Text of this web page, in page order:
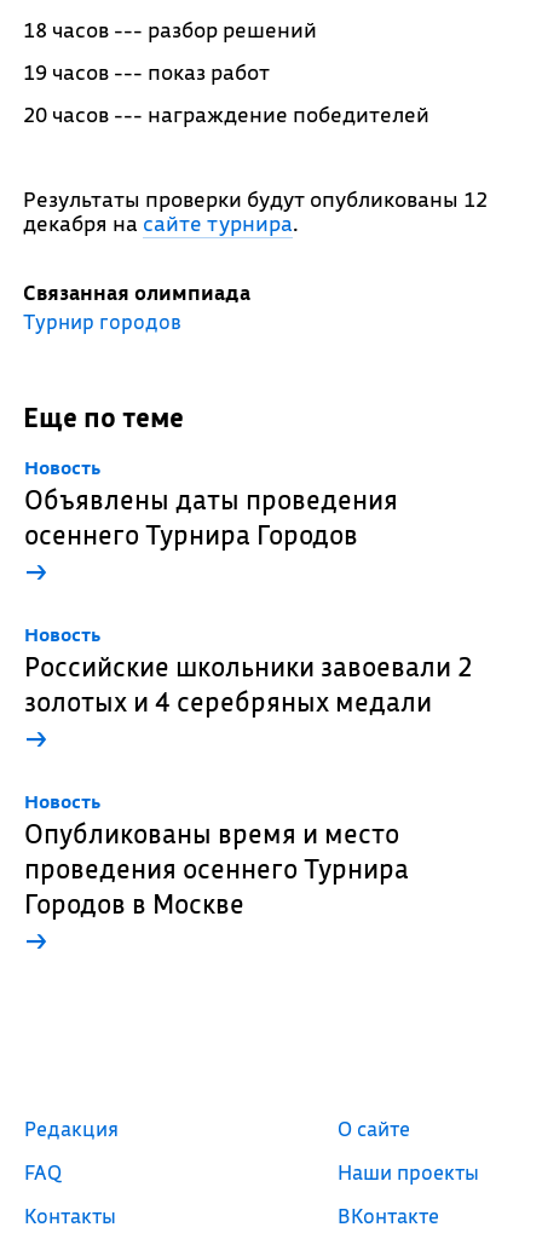
18 часов --- разбор решений
19 часов --- показ работ
20 часов --- награждение победителей
Результаты проверки будут опубликованы 12
декабря на сайте турнира.
Связанная олимпиада
Турнир городов
Еще по теме
Новость
Объявлены даты проведения
осеннего Турнира Городов
→
Новость
Российские школьники завоевали 2
золотых и 4 серебряных медали
→
Новость
Опубликованы время и место
проведения осеннего Турнира
Городов в Москве
→
Редакция
FAQ
Контакты
О сайте
Наши проекты
ВКонтакте